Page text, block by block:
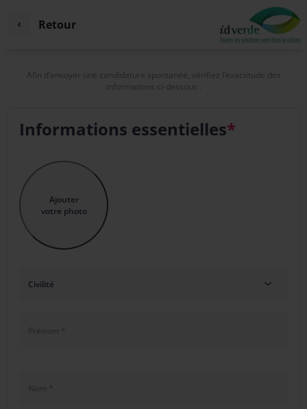
Retour
Afin d’envoyer une candidature spontanée, vérifiez l’exactitude des
informations ci-dessous :
Informations essentielles*
Ajouter
votre photo